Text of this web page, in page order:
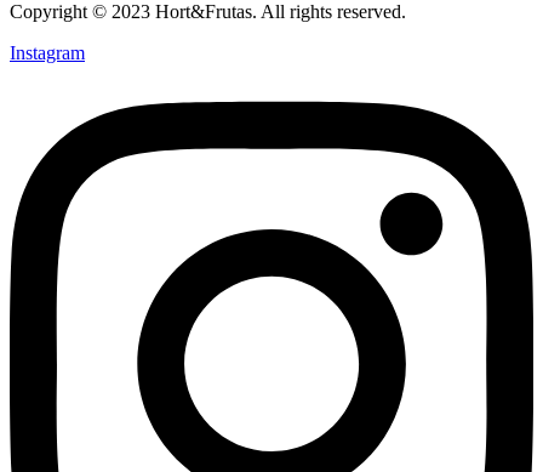
Copyright © 2023 Hort&Frutas. All rights reserved.
Instagram